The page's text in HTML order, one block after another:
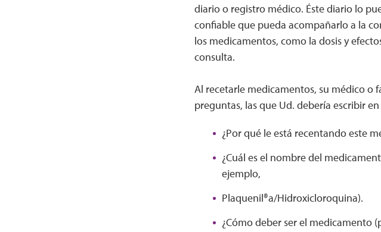
diario o registro médico. Éste diario lo
confiable que pueda acompañarlo a la
los medicamentos, como la dosis y
consulta.
Al recetarle medicamentos, su médico o
preguntas, las que Ud. debería escribir
¿Por qué le está recentando este
¿Cuál es el nombre del
ejemplo,
Plaquenil®a/Hidroxicloroquina).
¿Cómo deber ser el medicamento